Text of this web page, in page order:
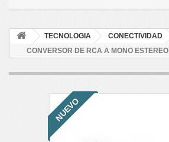
TECNOLOGIA CONECTIVIDAD
CONVERSOR DE RCA A MONO ESTEREO
NUEVO